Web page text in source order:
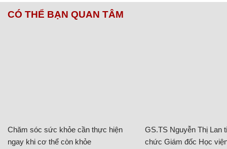
CÓ THỂ BẠN QUAN TÂM
Chăm sóc sức khỏe cần thực hiện
ngay khi cơ thể còn khỏe
GS.TS Nguyễn Thị Lan
chức Giám đốc Học